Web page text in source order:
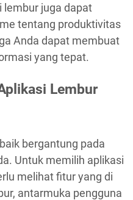
lembur juga dapat
tentang produktivitas
Anda dapat membuat
yang tepat.
Lembur
bergantung pada
Untuk memilih aplikasi
melihat fitur yang di
antarmuka pengguna